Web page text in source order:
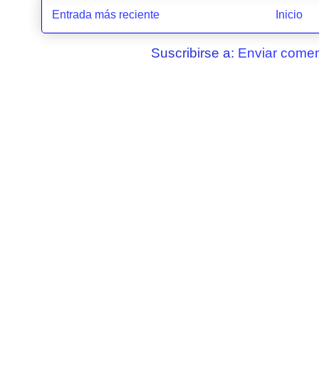
Entrada más reciente Inicio
Suscribirse a: Enviar